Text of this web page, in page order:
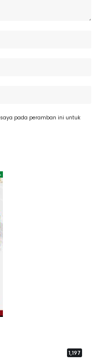
pada peramban ini untuk
1,197